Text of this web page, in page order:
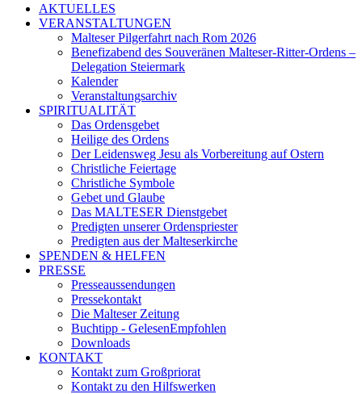
AKTUELLES
VERANSTALTUNGEN
Malteser Pilgerfahrt nach Rom 2026
Benefizabend des Souveränen Malteser-Ritter-Ordens –
Delegation Steiermark
Kalender
Veranstaltungsarchiv
SPIRITUALITÄT
Das Ordensgebet
Heilige des Ordens
Der Leidensweg Jesu als Vorbereitung auf Ostern
Christliche Feiertage
Christliche Symbole
Gebet und Glaube
Das MALTESER Dienstgebet
Predigten unserer Ordenspriester
Predigten aus der Malteserkirche
SPENDEN & HELFEN
PRESSE
Presseaussendungen
Pressekontakt
Die Malteser Zeitung
Buchtipp - GelesenEmpfohlen
Downloads
KONTAKT
Kontakt zum Großpriorat
Kontakt zu den Hilfswerken